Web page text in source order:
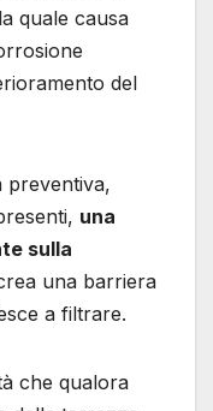
quale causa
del
preventiva,
una
sulla
una barriera
a filtrare.
che qualora